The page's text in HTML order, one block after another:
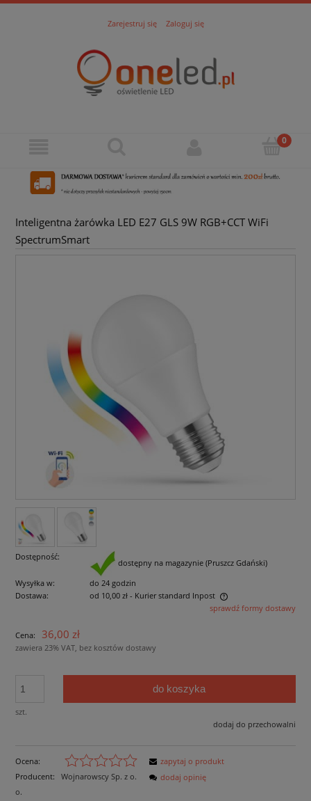
Zarejestruj się Zaloguj się
Inteligentna żarówka LED E27 GLS 9W RGB+CCT WiFi
SpectrumSmart
Dostępność:
dostępny na magazynie (Pruszcz Gdański)
Wysyłka w:
do 24 godzin
Dostawa:
od 10,00 zł - Kurier standard Inpost
Cena nie zawiera ewentualnych kosztów płatnościsprawdź formy dostawy
Cena: 36,00 zł
zawiera 23% VAT, bez kosztów dostawy
szt.
do koszyka
dodaj do przechowalni
Ocena:
Producent:
Wojnarowscy Sp. z o.
o.
zapytaj o produkt
dodaj opinię